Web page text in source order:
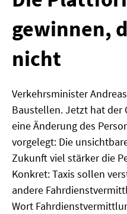
KLASSIKER
LANGFASSUNGEN ZU DEN
MATERIALIEN
MATERIALIEN ZU DEN
MATERIALIEN ZUR
MEMO-FORUM
SOMMERSCHULE
gewinnen,
nicht
Verkehrsminister
Baustellen. Jetzt hat der
eine Änderung des
vorgelegt: Die
Zukunft viel stärker die
Konkret: Taxis sollen
andere
Wort